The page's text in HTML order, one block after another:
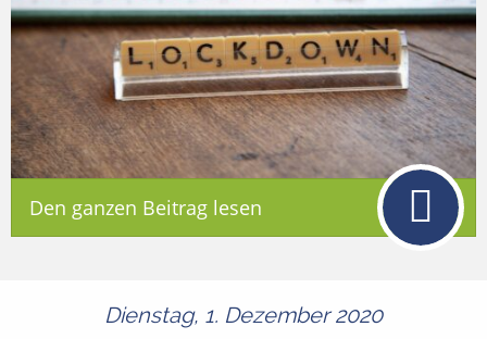
Den ganzen Beitrag lesen
Dienstag, 1. Dezember 2020